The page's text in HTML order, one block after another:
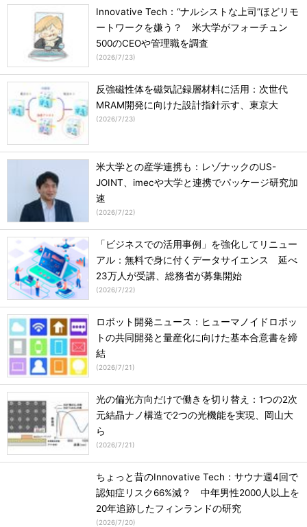
Innovative Tech：“ナルシストな上司”ほどリモ
ートワークを嫌う？ 米大学がフォーチュン
500のCEOや管理職を調査
(2026/7/23)
反強磁性体を磁気記録層材料に活用：次世代
MRAM開発に向けた設計指針示す、東京大
(2026/7/23)
米大学との産学連携も：レゾナックのUS-
JOINT、imecや大学と連携でパッケージ研究加
速
(2026/7/22)
「ビジネスでの活用事例」を強化してリニュー
アル：無料で身に付くデータサイエンス 延べ
23万人が受講、総務省が募集開始
(2026/7/22)
ロボット開発ニュース：ヒューマノイドロボッ
トの共同開発と量産化に向けた基本合意書を締
結
(2026/7/21)
光の偏光方向だけで働きを切り替え：1つの2次
元結晶ナノ構造で2つの光機能を実現、岡山大
ら
(2026/7/21)
ちょっと昔のInnovative Tech：サウナ週4回で
認知症リスク66%減？ 中年男性2000人以上を
20年追跡したフィンランドの研究
(2026/7/20)